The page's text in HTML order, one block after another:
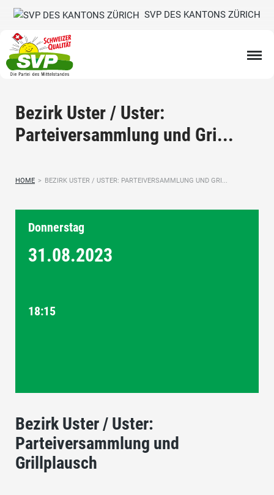
SVP DES KANTONS ZÜRICH
Bezirk Uster / Uster:
Parteiversammlung und Gri...
HOME > BEZIRK USTER / USTER: PARTEIVERSAMMLUNG UND GRI...
Donnerstag
31.08.2023
18:15
Bezirk Uster / Uster:
Parteiversammlung und
Grillplausch